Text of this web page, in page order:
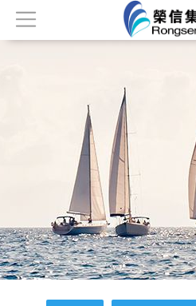
ニュース
名誉
連絡する